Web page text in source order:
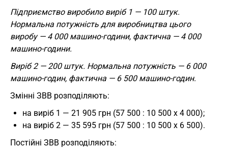
Підприємство виробило виріб 1 — 100 штук.
Нормальна потужність для виробництва цього
виробу — 4 000 машино-години, фактична — 4 000
машино-години.
Виріб 2 — 200 штук. Нормальна потужність — 6 000
машино-годин, фактична — 6 500 машино-годин.
Змінні ЗВВ розподіляють:
на виріб 1 — 21 905 грн (57 500 : 10 500 х 4 000);
на виріб 2 — 35 595 грн (57 500 : 10 500 х 6 500).
Постійні ЗВВ розподіляють: